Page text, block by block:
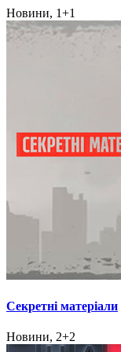
Новини, 1+1
Секретні матеріали
Новини, 2+2